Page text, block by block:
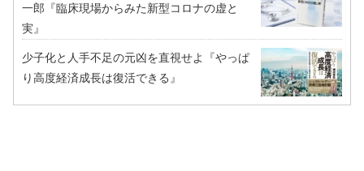
一郎『臨床現場からみた新型コロナの虚と
実』
少子化と人手不足の元凶を直視せよ『やっぱ
り高度経済成長は復活できる』